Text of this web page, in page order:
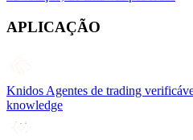
APLICAÇÃO
Knidos Agentes de trading
knowledge